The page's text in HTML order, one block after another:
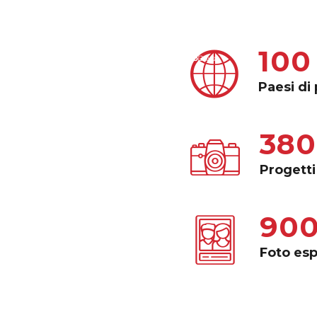
100
Paesi di
Progetti
900
Foto